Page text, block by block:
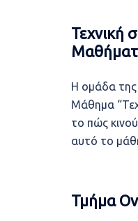
Τεχνική
Η ομάδα της
Μάθημα
το πώς
αυτό το
Τμήμα